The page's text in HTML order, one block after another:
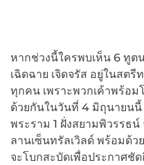
หากช่วงนี้ใครพบเห็น 6 ทูต
เฉิดฉาย เจิดจรัส อยู่ในสตรี
ทุกคน เพราะพวกเค้าพร้อม
ด้วยกันในวันที่ 4 มิถุนายน
พระราม 1 ฝั่งสยามพิวรรธ
ลานเซ็นทรัลเวิลด์ พร้อมด้ว
จะโบกสะบัดเพื่อประกาศชั